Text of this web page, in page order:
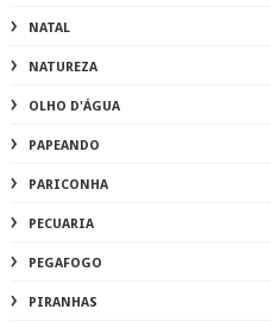
NATAL
NATUREZA
OLHO D'ÁGUA
PAPEANDO
PARICONHA
PECUARIA
PEGAFOGO
PIRANHAS